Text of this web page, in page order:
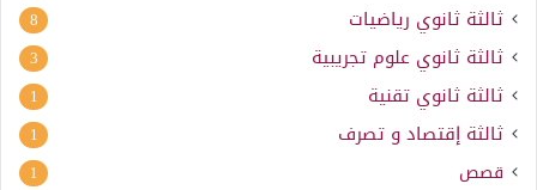
ثالثة ثانوي رياضيات 8
ثالثة ثانوي علوم تجريبية 3
ثالثة ثانوي تقنية 1
ثالثة إقتصاد و تصرف 1
قصص 1